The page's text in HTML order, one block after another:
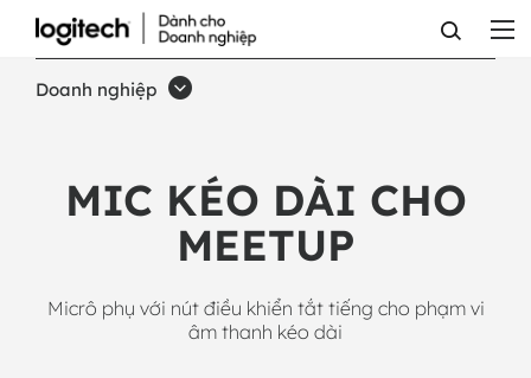
MIC
KÉO
CAMERA
NGHỊ
MEETUP
Doanh nghiệp
MIC KÉO DÀI CHO
MEETUP
Micrô phụ với nút điều khiển tắt tiếng cho phạm vi
âm thanh kéo dài